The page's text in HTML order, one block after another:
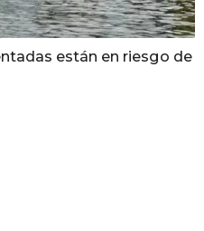
están en riesgo de